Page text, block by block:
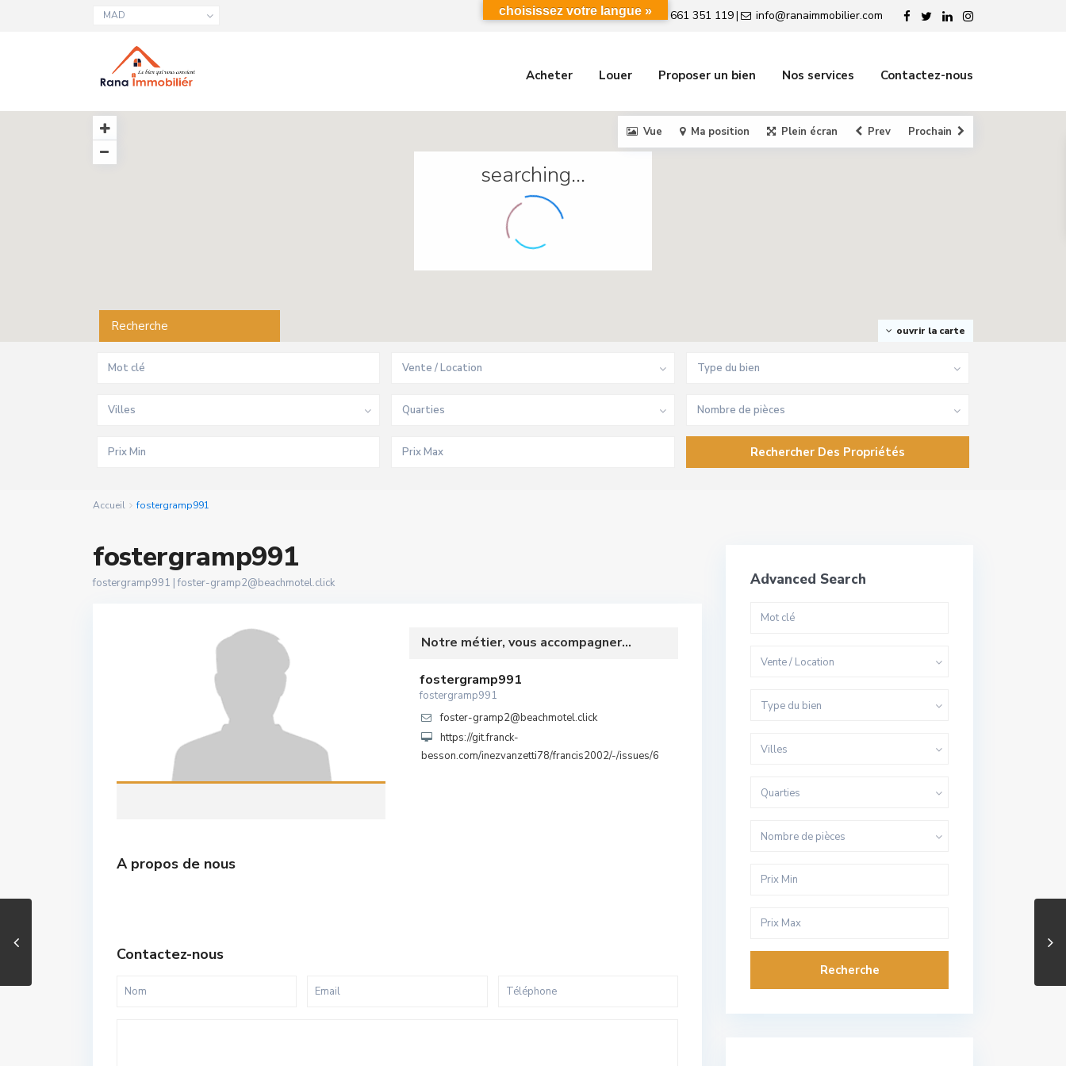
MAD +212 661 351 119| info@ranaimmobilier.com
Acheter Louer Proposer un bien Nos services Contactez-nous
searching...
ouvrir la carte
Vue Ma position Plein écran Prev Prochain
Recherche
Vente / Location Type du bien
Villes Quarties Nombre de pièces
Accueil fostergramp991
fostergramp991
fostergramp991 |foster-gramp2@beachmotel.click
Notre métier, vous accompagner...
fostergramp991
fostergramp991
foster-gramp2@beachmotel.click
https://git.franck-
besson.com/inezvanzetti78/francis2002/-/issues/6
A propos de nous
Contactez-nous
Advanced Search
Vente / Location
Type du bien
Villes
Quarties
Nombre de pièces
Recherche
choisissez votre langue »